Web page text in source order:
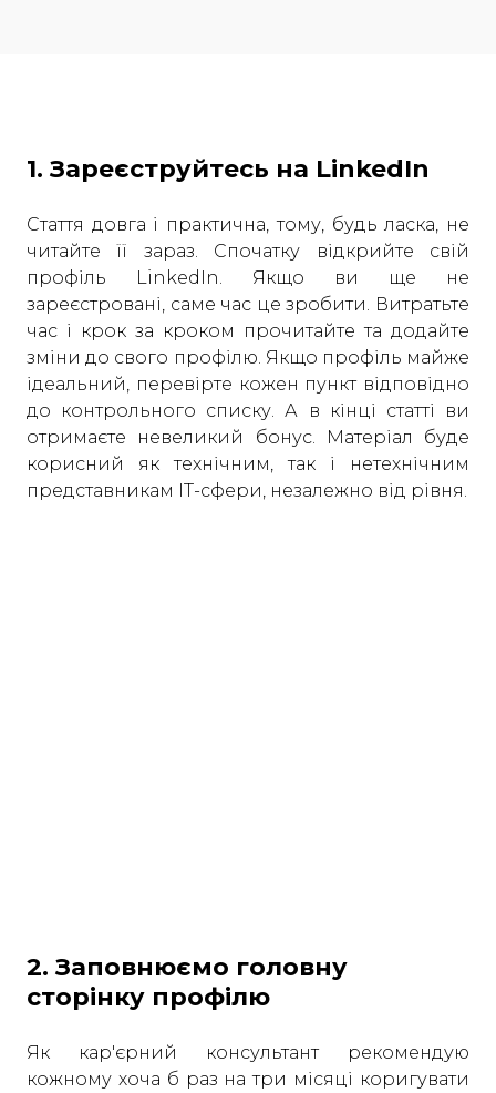
1. Зареєструйтесь на LinkedIn
Стаття довга і практична, тому, будь ласка, не
читайте її зараз. Спочатку відкрийте свій
профіль LinkedIn. Якщо ви ще не
зареєстровані, саме час це зробити. Витратьте
час і крок за кроком прочитайте та додайте
зміни до свого профілю. Якщо профіль майже
ідеальний, перевірте кожен пункт відповідно
до контрольного списку. А в кінці статті ви
отримаєте невеликий бонус. Матеріал буде
корисний як технічним, так і нетехнічним
представникам ІТ-сфери, незалежно від рівня.
2. Заповнюємо головну
сторінку профілю
Як кар'єрний консультант рекомендую
кожному хоча б раз на три місяці коригувати